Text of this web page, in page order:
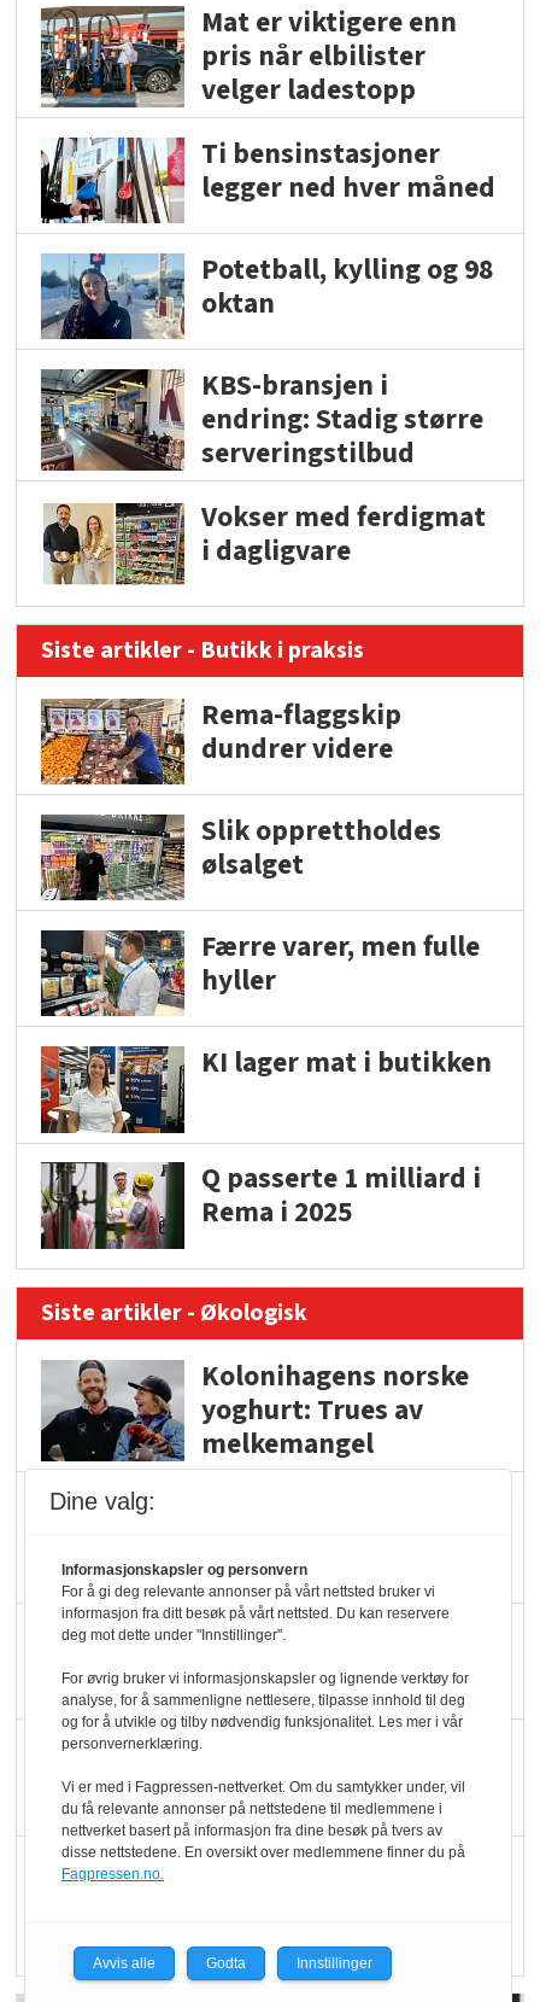
Mat er viktigere enn
pris når elbilister
velger ladestopp
Ti bensinstasjoner
legger ned hver måned
Potetball, kylling og 98
oktan
KBS-bransjen i
endring: Stadig større
serveringstilbud
Vokser med ferdigmat
i dagligvare
Siste artikler - Butikk i praksis
Rema-flaggskip
dundrer videre
Slik opprettholdes
ølsalget
Færre varer, men fulle
hyller
KI lager mat i butikken
Q passerte 1 milliard i
Rema i 2025
Siste artikler - Økologisk
Kolonihagens norske
yoghurt: Trues av
melkemangel
hederspris
Blir enklere å velge
økologisk i butikkhylla
Kolonihagen sliter
med å få tak i nok melk
Rapport: Økokundene
det?
Dine valg:
Informasjonskapsler og personvern
For å gi deg relevante annonser på vårt nettsted bruker vi
informasjon fra ditt besøk på vårt nettsted. Du kan reservere
deg mot dette under "Innstillinger".
For øvrig bruker vi informasjonskapsler og lignende verktøy for
analyse, for å sammenligne nettlesere, tilpasse innhold til deg
og for å utvikle og tilby nødvendig funksjonalitet. Les mer i vår
personvernerklæring.
Vi er med i Fagpressen-nettverket. Om du samtykker under, vil
du få relevante annonser på nettstedene til medlemmene i
nettverket basert på informasjon fra dine besøk på tvers av
disse nettstedene. En oversikt over medlemmene finner du på
Fagpressen.no.
Avvis alle Godta Innstillinger